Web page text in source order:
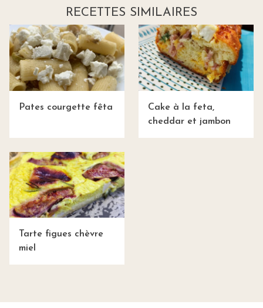
RECETTES SIMILAIRES
Pates courgette fêta
Cake à la feta,
cheddar et jambon
Tarte figues chèvre
miel